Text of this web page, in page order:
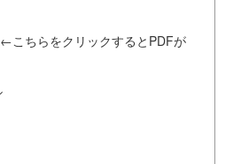
←こちらをクリックするとPDFが